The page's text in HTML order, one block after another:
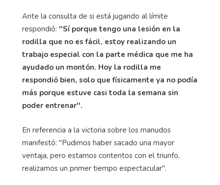
Ante la consulta de si está jugando al límite
respondió: ''Sí porque tengo una lesión en la
rodilla que no es fácil, estoy realizando un
trabajo especial con la parte médica que me ha
ayudado un montón. Hoy la rodilla me
respondió bien, solo que físicamente ya no podía
más porque estuve casi toda la semana sin
poder entrenar''.
En referencia a la victoria sobre los manudos
manifestó: ''Pudimos haber sacado una mayor
ventaja, pero estamos contentos con el triunfo,
realizamos un primer tiempo espectacular''.